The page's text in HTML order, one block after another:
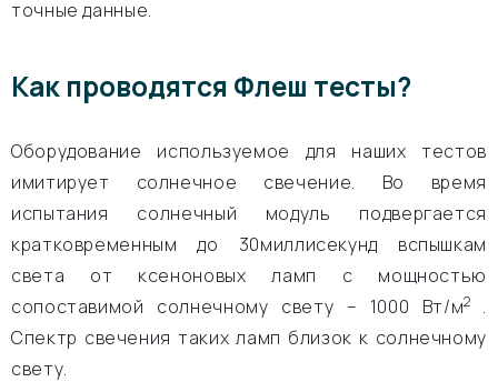
точные данные.
Как проводятся Флеш тесты?
Оборудование используемое для наших тестов
имитирует солнечное свечение. Во время
испытания солнечный модуль подвергается
кратковременным до 30миллисекунд вспышкам
света от ксеноновых ламп с мощностью
сопоставимой солнечному свету – 1000 Вт/м2 .
Спектр свечения таких ламп близок к солнечному
свету.